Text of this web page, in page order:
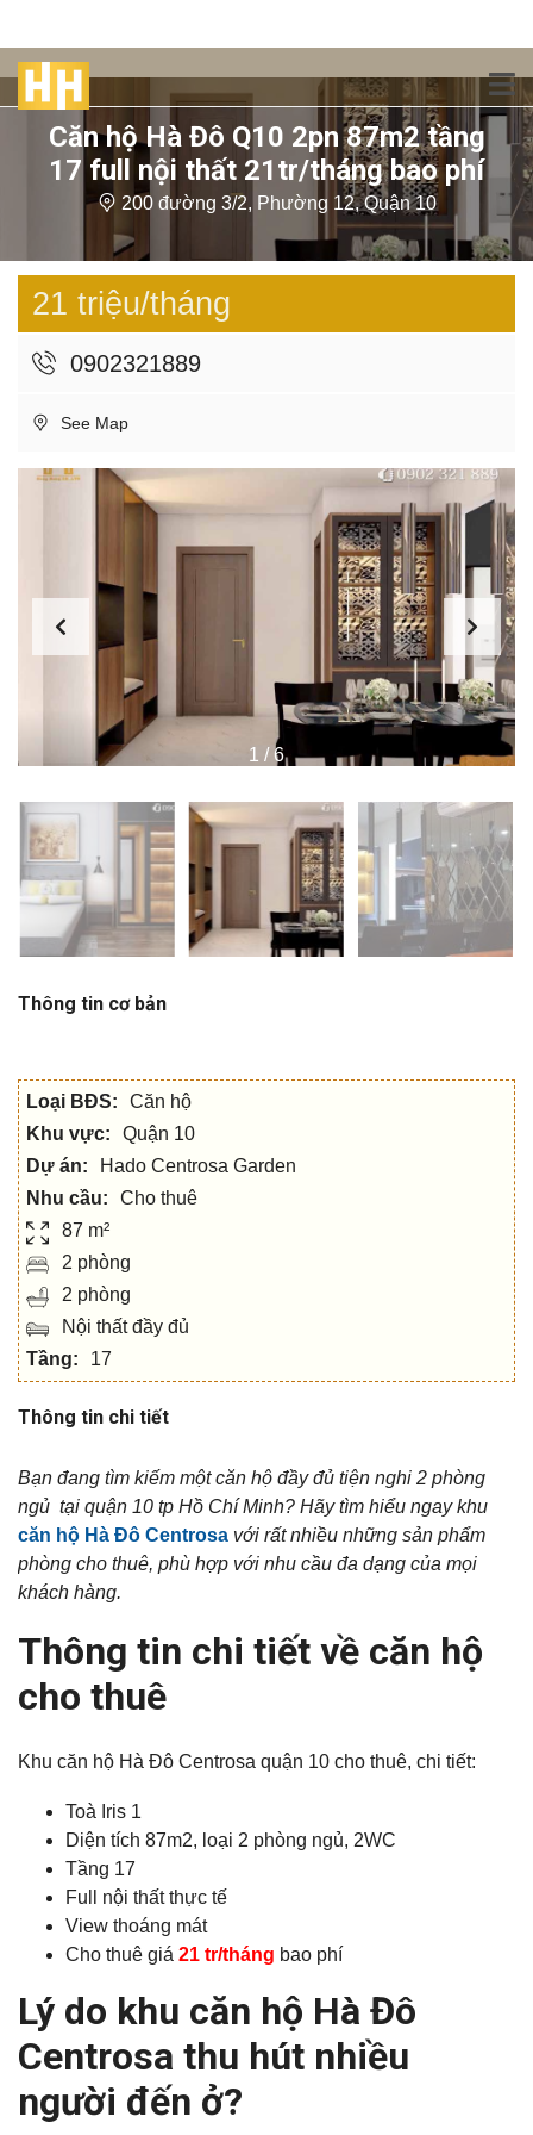
Căn hộ Hà Đô Q10 2pn 87m2 tầng
17 full nội thất 21tr/tháng bao phí
200 đường 3/2, Phường 12, Quận 10
21 triệu/tháng
0902321889
See Map
1 / 6
Thông tin cơ bản
Loại BĐS:
Căn hộ
Khu vực:
Quận 10
Dự án:
Hado Centrosa Garden
Nhu cầu:
Cho thuê
87 m²
2 phòng
2 phòng
Nội thất đầy đủ
Tầng:
17
Thông tin chi tiết
Bạn đang tìm kiếm một căn hộ đầy đủ tiện nghi 2 phòng
ngủ tại quận 10 tp Hồ Chí Minh? Hãy tìm hiểu ngay khu
căn hộ Hà Đô Centrosa với rất nhiều những sản phẩm
phòng cho thuê, phù hợp với nhu cầu đa dạng của mọi
khách hàng.
Thông tin chi tiết về căn hộ
cho thuê
Khu căn hộ Hà Đô Centrosa quận 10 cho thuê, chi tiết:
Toà Iris 1
Diện tích 87m2, loại 2 phòng ngủ, 2WC
Tầng 17
Full nội thất thực tế
View thoáng mát
Cho thuê giá 21 tr/tháng bao phí
Lý do khu căn hộ Hà Đô
Centrosa thu hút nhiều
người đến ở?